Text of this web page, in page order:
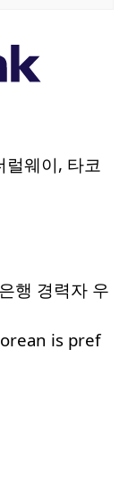
웨이, 타코
행 경력자 우
is pref